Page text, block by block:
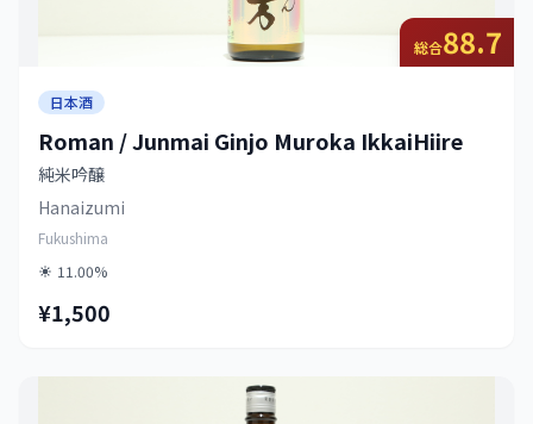
総合88.7
日本酒
Roman / Junmai Ginjo Muroka IkkaiHiire
純米吟醸
Hanaizumi
Fukushima
11.00%
¥1,500